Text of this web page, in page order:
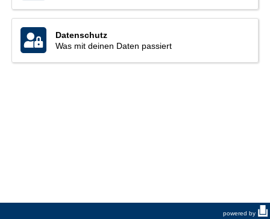
Datenschutz
Was mit deinen Daten passiert
powered by